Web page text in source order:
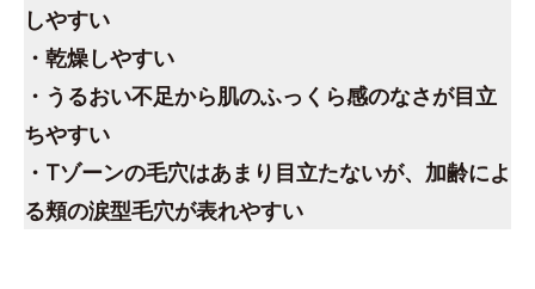
しやすい
・乾燥しやすい
・うるおい不足から肌のふっくら感のなさが目立
ちやすい
・Tゾーンの毛穴はあまり目立たないが、加齢によ
る頬の涙型毛穴が表れやすい